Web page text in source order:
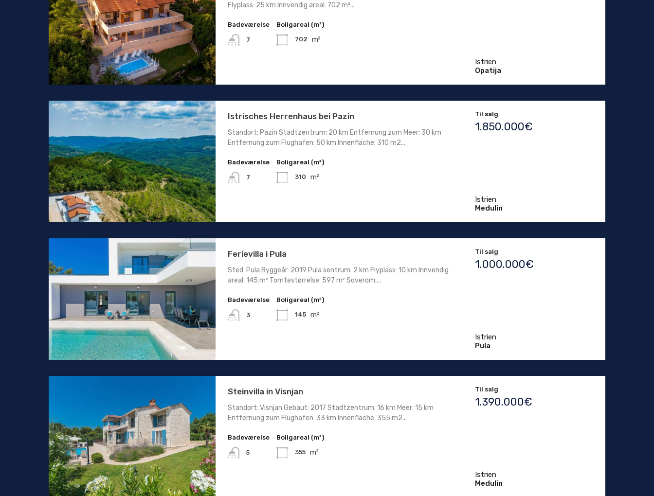
Flyplass: 25 km Innvendig areal: 702 m²...
Badeværelse
7
Boligareal (m²)
702 m²
Istrien
Opatija
Istrisches Herrenhaus bei Pazin
Standort: Pazin Stadtzentrum: 20 km Entfernung zum Meer: 30 km
Entfernung zum Flughafen: 50 km Innenfläche: 310 m2...
Badeværelse
7
Boligareal (m²)
310 m²
Til salg
1.850.000€
Istrien
Medulin
Ferievilla i Pula
Sted: Pula Byggeår: 2019 Pula sentrum: 2 km Flyplass: 10 km Innvendig
areal: 145 m² Tomtestørrelse: 597 m² Soverom:...
Badeværelse
3
Boligareal (m²)
145 m²
Til salg
1.000.000€
Istrien
Pula
Steinvilla in Visnjan
Standort: Visnjan Gebaut: 2017 Stadtzentrum: 16 km Meer: 15 km
Entfernung zum Flughafen: 33 km Innenfläche: 355 m2...
Badeværelse
5
Boligareal (m²)
355 m²
Til salg
1.390.000€
Istrien
Medulin